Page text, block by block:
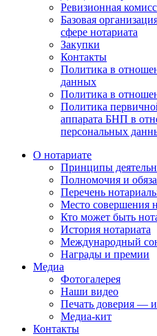
Ревизионная
Базовая
сфере нотариата
Закупки
Контакты
Политика в
данных
Политика в
Политика
аппарата БНП в
персональных
О нотариате
Принципы
Полномочия и
Перечень
Место совершения
Кто может быть
История нотариата
Международный
Награды и премии
Медиа
Фотогалерея
Наши видео
Печать доверия —
Медиа-кит
Контакты